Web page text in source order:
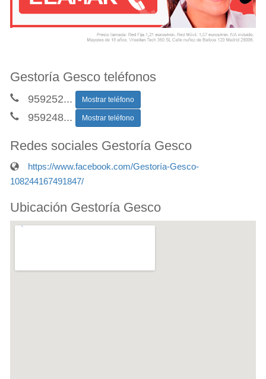
Gestoría Gesco teléfonos
959252... Mostrar teléfono
959248... Mostrar teléfono
Redes sociales Gestoría Gesco
https://www.facebook.com/Gestoría-Gesco-
108244167491847/
Ubicación Gestoría Gesco